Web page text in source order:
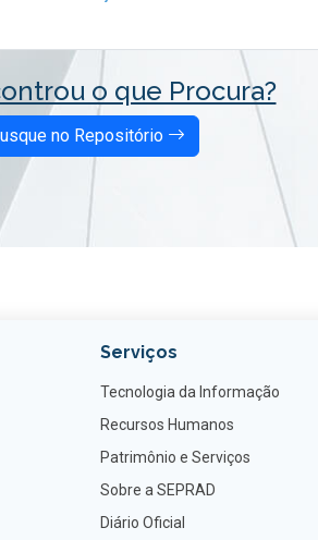
o que Procura?
no Repositório
Serviços
Tecnologia da Informação
Recursos Humanos
Patrimônio e Serviços
Sobre a SEPRAD
Diário Oficial